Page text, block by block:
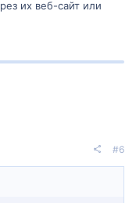
их веб-сайт или
#6